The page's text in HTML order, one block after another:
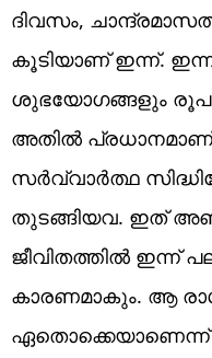
ദിവസം,
കൂടിയാണ് ഇന്ന്.
ശുഭയോഗങ്ങളും
അതിൽ
സർവ്വാർത്ഥ
തുടങ്ങിയവ. ഇത്
ജീവിതത്തിൽ ഇന്ന്
കാരണമാകും. ആ
ഏതൊക്കെയാണെന്ന്